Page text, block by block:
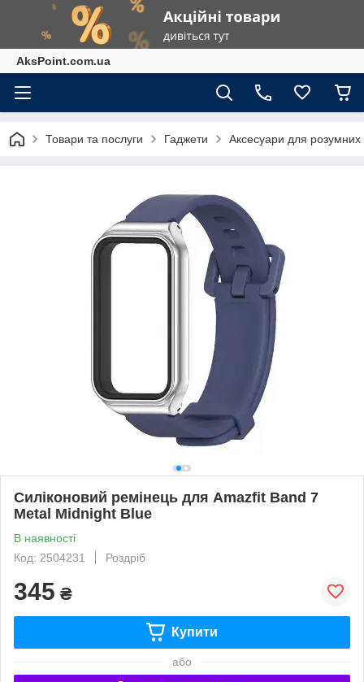
AksPoint.com.ua
Товари та послуги Гаджети Аксесуари для розумних
Силіконовий ремінець для Amazfit Band 7
Metal Midnight Blue
В наявності
Код: 2504231
Роздріб
345 ₴
Купити
або